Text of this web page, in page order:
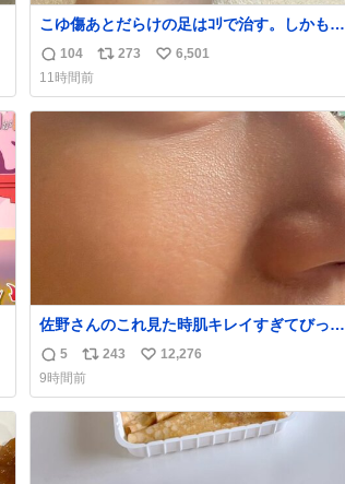
こゆ傷あとだらけの足はｺﾘで治す。しかも白
くなる。
返
信
数
104
リ
ス
ト
273
い
ね
数
6,501
11時間前
佐野さんのこれ見た時肌キレイすぎてびっく
りしたし、やはりアイドルって体型･肌管理す
ごすぎる
返
信
数
5
リ
ポ
ス
数
243
い
ね
数
12,276
9時間前